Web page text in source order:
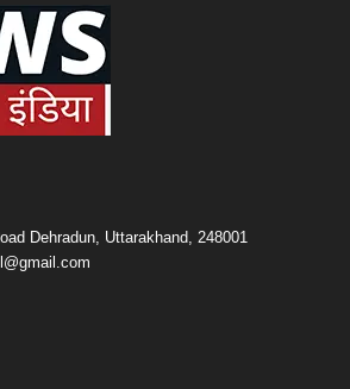
Dehradun, Uttarakhand, 248001